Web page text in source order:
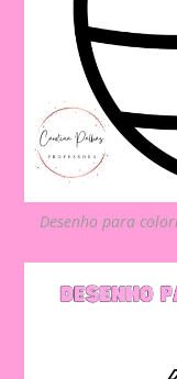
Desenho para